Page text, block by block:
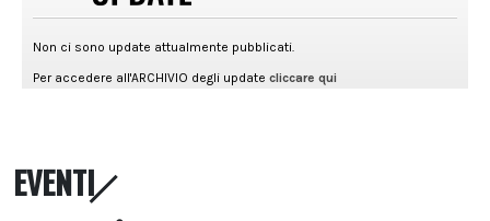
EVENTI